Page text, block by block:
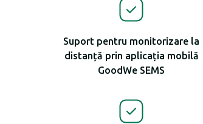
Suport pentru monitorizare la
distanță prin aplicația mobilă
GoodWe SEMS